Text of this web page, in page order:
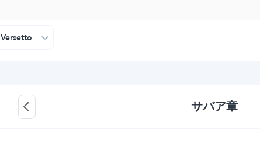
Versetto
サバア章